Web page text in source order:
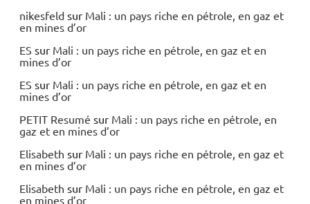
nikesfeld sur Mali : un pays riche en pétrole, en gaz et
en mines d’or
ES sur Mali : un pays riche en pétrole, en gaz et en
mines d’or
ES sur Mali : un pays riche en pétrole, en gaz et en
mines d’or
PETIT Resumé sur Mali : un pays riche en pétrole, en
gaz et en mines d’or
Elisabeth sur Mali : un pays riche en pétrole, en gaz et
en mines d’or
Elisabeth sur Mali : un pays riche en pétrole, en gaz et
en mines d’or